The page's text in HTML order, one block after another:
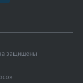
защищены